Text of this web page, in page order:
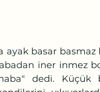
iner inmez
dedi. Küçük